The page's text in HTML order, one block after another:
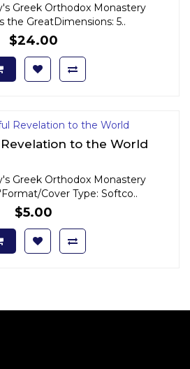
Greek Orthodox Monastery
the GreatDimensions: 5..
$24.00
to the World
Greek Orthodox Monastery
Cover Type: Softco..
$5.00